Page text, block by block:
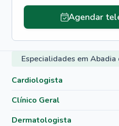
Agendar
Especialidades em Abadia
Cardiologista
Clínico Geral
Dermatologista